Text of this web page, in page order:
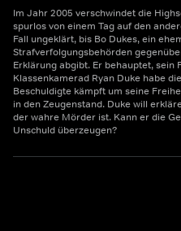
Im Jahr 2005 verschwindet die
spurlos von einem Tag auf den
Fall ungeklärt, bis Bo Dukes, ein
Strafverfolgungsbehörden
Erklärung abgibt. Er behauptet, sein
Klassenkamerad Ryan Duke habe
Beschuldigte kämpft um seine
in den Zeugenstand. Duke will
der wahre Mörder ist. Kann er die
Unschuld überzeugen?